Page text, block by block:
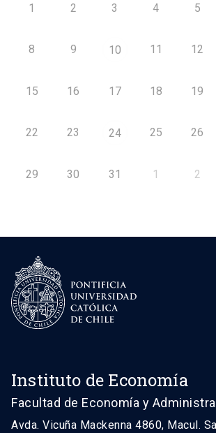
1 2 3 4 5
8 9 10 11 12
15 16 17 18 19
22 23 24 25 26
29 30 31 1 2
Instituto de Economía
Facultad de Economía y
Avda. Vicuña Mackenna 4860, Macul.